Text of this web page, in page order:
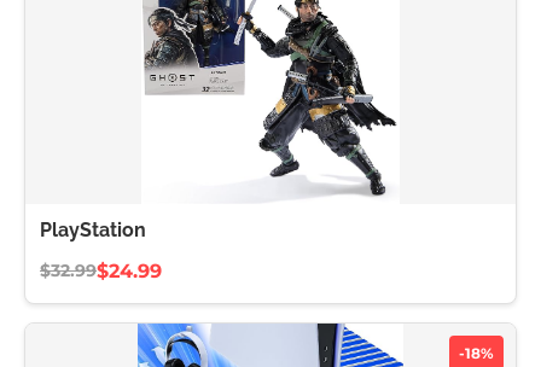
PlayStation
$32.99$24.99
-18%